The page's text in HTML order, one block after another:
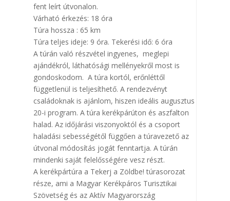
fent leírt útvonalon.
Várható érkezés: 18 óra
Túra hossza : 65 km
Túra teljes ideje: 9 óra. Tekerési idő: 6 óra
A túrán való részvétel ingyenes, meglepi
ajándékról, láthatósági mellényekről most is
gondoskodom. A túra kortól, erőnléttől
függetlenül is teljesíthető. A rendezvényt
családoknak is ajánlom, hiszen ideális augusztus
20-i program. A túra kerékpárúton és aszfalton
halad. Az időjárási viszonyoktól és a csoport
haladási sebességétől függően a túravezető az
útvonal módosítás jogát fenntartja. A túrán
mindenki saját felelősségére vesz részt.
A kerékpártúra a Tekerj a Zöldbe! túrasorozat
része, ami a Magyar Kerékpáros Turisztikai
Szövetség és az Aktív Magyarország